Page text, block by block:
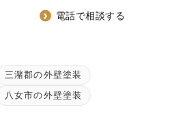
電話で相談する
三潴郡の外壁塗装
八女市の外壁塗装